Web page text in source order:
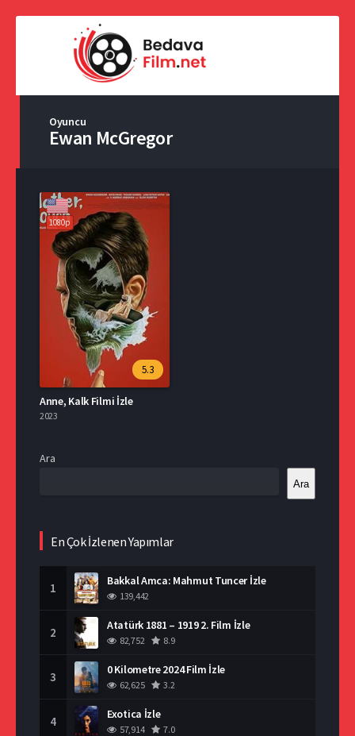
Oyuncu
Ewan McGregor
1080p
5.3
Anne, Kalk Filmi İzle
2023
Ara
Ara
En Çok İzlenen Yapımlar
1 Bakkal Amca: Mahmut Tuncer İzle
139,442
2 Atatürk 1881 – 1919 2. Film İzle
82,752 8.9
3 0 Kilometre 2024 Film İzle
62,625 3.2
4 Exotica İzle
57,914 7.0